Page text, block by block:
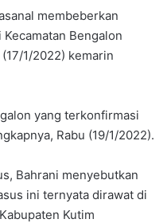
membeberkan
Bengalon
1/2022) kemarin
yang terkonfirmasi
Rabu (19/1/2022).
Bahrani menyebutkan
ini ternyata dirawat di
Kutim